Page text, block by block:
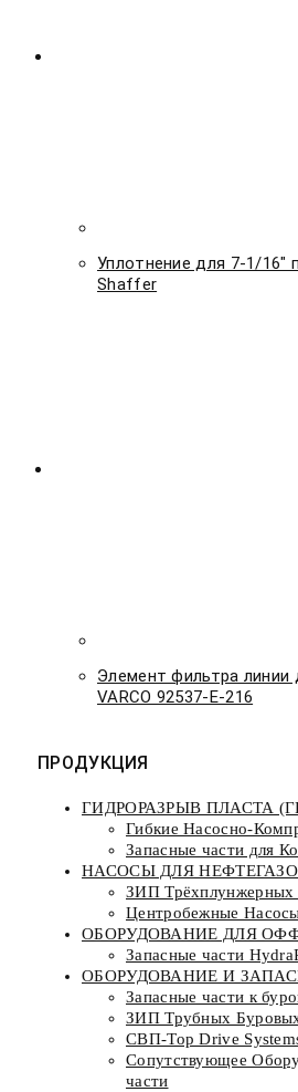
Уплотнение для 7-1/16″
Shaffer
Элемент фильтра линии
VARCO 92537-E-216
ПРОДУКЦИЯ
ГИДРОРАЗРЫВ ПЛАСТА
Гибкие Насосно-
Запасные части для
НАСОСЫ ДЛЯ
ЗИП Трёхплунжерных
Центробежные
ОБОРУДОВАНИЕ ДЛЯ
Запасные части
ОБОРУДОВАНИЕ И
Запасные части к
ЗИП Трубных
СВП-Top Drive
Сопутствующее
части